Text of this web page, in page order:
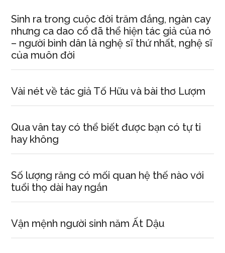
Sinh ra trong cuộc đời trăm đắng, ngàn cay
nhưng ca dao cổ đã thể hiện tác giả của nó
– người bình dân là nghệ sĩ thứ nhất, nghệ sĩ
của muôn đời
Vài nét về tác giả Tố Hữu và bài thơ Lượm
Qua vân tay có thể biết được bạn có tự ti
hay không
Số lượng răng có mối quan hệ thế nào với
tuổi thọ dài hay ngắn
Vận mệnh người sinh năm Ất Dậu